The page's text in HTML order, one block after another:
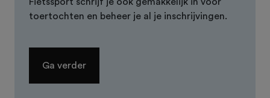
toertochten en beheer je al je inschrijvingen.
Ga verder